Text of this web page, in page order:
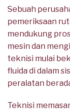
Sebuah
pemeriksaan
mendukung
mesin dan
teknisi mulai
fluida di dalam
peralatan
Teknisi